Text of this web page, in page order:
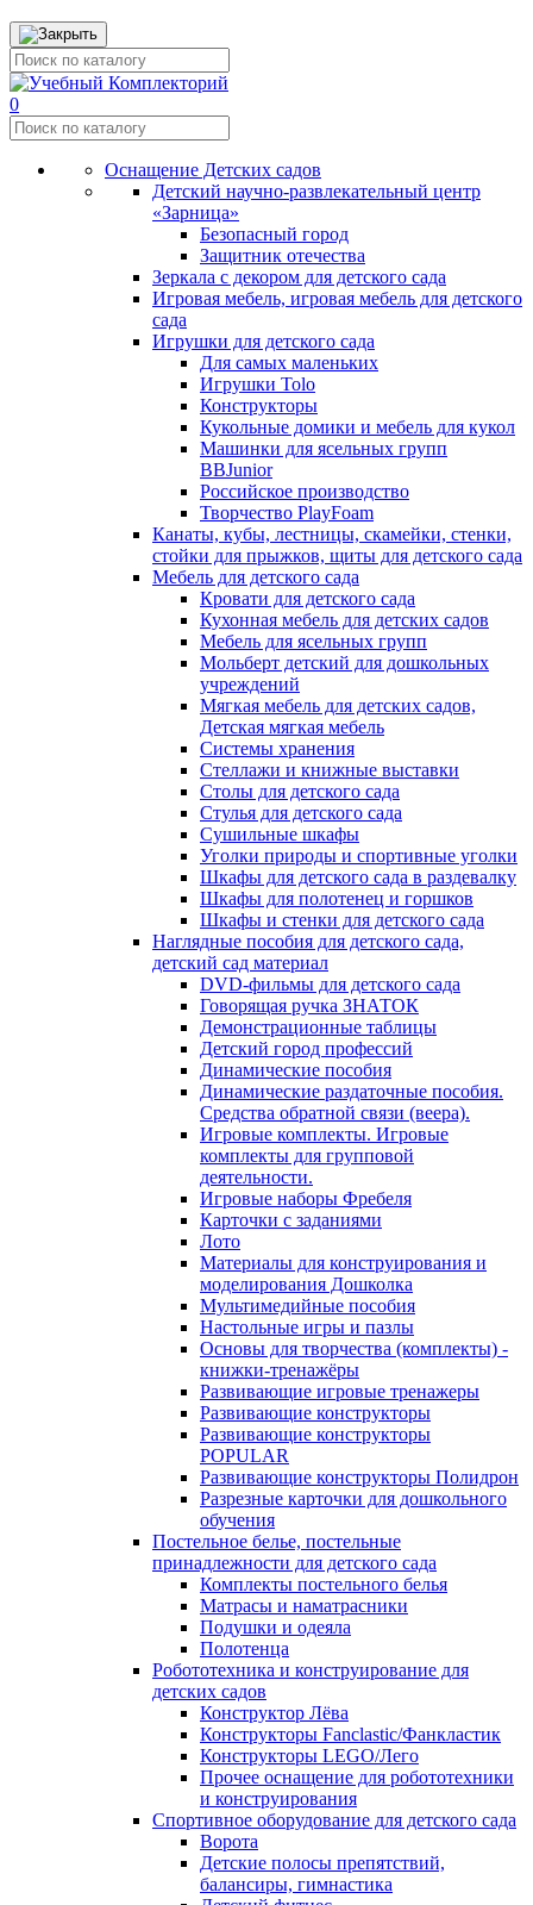
0
Оснащение Детских садов
Детский научно-развлекательный центр
«Зарница»
Безопасный город
Защитник отечества
Зеркала с декором для детского сада
Игровая мебель, игровая мебель для детского
сада
Игрушки для детского сада
Для самых маленьких
Игрушки Tolo
Конструкторы
Кукольные домики и мебель для кукол
Машинки для ясельных групп
BBJunior
Российское производство
Творчество PlayFoam
Канаты, кубы, лестницы, скамейки, стенки,
стойки для прыжков, щиты для детского сада
Мебель для детского сада
Кровати для детского сада
Кухонная мебель для детских садов
Мебель для ясельных групп
Мольберт детский для дошкольных
учреждений
Мягкая мебель для детских садов,
Детская мягкая мебель
Системы хранения
Стеллажи и книжные выставки
Столы для детского сада
Стулья для детского сада
Сушильные шкафы
Уголки природы и спортивные уголки
Шкафы для детского сада в раздевалку
Шкафы для полотенец и горшков
Шкафы и стенки для детского сада
Наглядные пособия для детского сада,
детский сад материал
DVD-фильмы для детского сада
Говорящая ручка ЗНАТОК
Демонстрационные таблицы
Детский город профессий
Динамические пособия
Динамические раздаточные пособия.
Средства обратной связи (веера).
Игровые комплекты. Игровые
комплекты для групповой
деятельности.
Игровые наборы Фребеля
Карточки с заданиями
Лото
Материалы для конструирования и
моделирования Дошколка
Мультимедийные пособия
Настольные игры и пазлы
Основы для творчества (комплекты) -
книжки-тренажёры
Развивающие игровые тренажеры
Развивающие конструкторы
Развивающие конструкторы
POPULAR
Развивающие конструкторы Полидрон
Разрезные карточки для дошкольного
обучения
Постельное белье, постельные
принадлежности для детского сада
Комплекты постельного белья
Матрасы и наматрасники
Подушки и одеяла
Полотенца
Робототехника и конструирование для
детских садов
Конструктор Лёва
Конструкторы Fanclastic/Фанкластик
Конструкторы LEGO/Лего
Прочее оснащение для робототехники
и конструирования
Спортивное оборудование для детского сада
Ворота
Детские полосы препятствий,
балансиры, гимнастика